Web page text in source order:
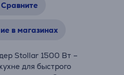
Сравните
в магазинах
Stollar 1500 Вт –
для быстрого